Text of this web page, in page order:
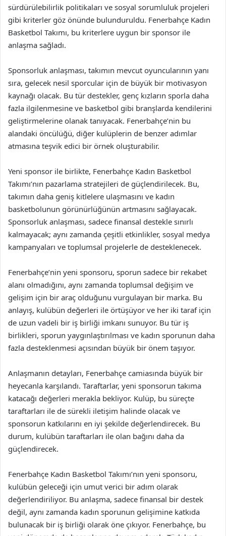
sürdürülebilirlik politikaları ve sosyal sorumluluk projeleri
gibi kriterler göz önünde bulunduruldu. Fenerbahçe Kadın
Basketbol Takımı, bu kriterlere uygun bir sponsor ile
anlaşma sağladı.
Sponsorluk anlaşması, takımın mevcut oyuncularının yanı
sıra, gelecek nesil sporcular için de büyük bir motivasyon
kaynağı olacak. Bu tür destekler, genç kızların sporla daha
fazla ilgilenmesine ve basketbol gibi branşlarda kendilerini
geliştirmelerine olanak tanıyacak. Fenerbahçe’nin bu
alandaki öncülüğü, diğer kulüplerin de benzer adımlar
atmasına teşvik edici bir örnek oluşturabilir.
Yeni sponsor ile birlikte, Fenerbahçe Kadın Basketbol
Takımı’nın pazarlama stratejileri de güçlendirilecek. Bu,
takımın daha geniş kitlelere ulaşmasını ve kadın
basketbolunun görünürlüğünün artmasını sağlayacak.
Sponsorluk anlaşması, sadece finansal destekle sınırlı
kalmayacak; aynı zamanda çeşitli etkinlikler, sosyal medya
kampanyaları ve toplumsal projelerle de desteklenecek.
Fenerbahçe’nin yeni sponsoru, sporun sadece bir rekabet
alanı olmadığını, aynı zamanda toplumsal değişim ve
gelişim için bir araç olduğunu vurgulayan bir marka. Bu
anlayış, kulübün değerleri ile örtüşüyor ve her iki taraf için
de uzun vadeli bir iş birliği imkanı sunuyor. Bu tür iş
birlikleri, sporun yaygınlaştırılması ve kadın sporunun daha
fazla desteklenmesi açısından büyük bir önem taşıyor.
Anlaşmanın detayları, Fenerbahçe camiasında büyük bir
heyecanla karşılandı. Taraftarlar, yeni sponsorun takıma
katacağı değerleri merakla bekliyor. Kulüp, bu süreçte
taraftarları ile de sürekli iletişim halinde olacak ve
sponsorun katkılarını en iyi şekilde değerlendirecek. Bu
durum, kulübün taraftarları ile olan bağını daha da
güçlendirecek.
Fenerbahçe Kadın Basketbol Takımı’nın yeni sponsoru,
kulübün geleceği için umut verici bir adım olarak
değerlendiriliyor. Bu anlaşma, sadece finansal bir destek
değil, aynı zamanda kadın sporunun gelişimine katkıda
bulunacak bir iş birliği olarak öne çıkıyor. Fenerbahçe, bu